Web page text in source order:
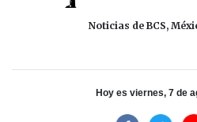
Noticias de BCS,
Hoy es viernes, 7 de